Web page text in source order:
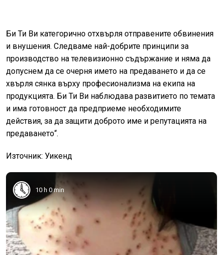
Би Ти Ви категорично отхвърля отправените обвинения
и внушения. Следваме най-добрите принципи за
производство на телевизионно съдържание и няма да
допуснем да се очерня името на предаването и да се
хвърля сянка върху професионализма на екипа на
продукцията. Би Ти Ви наблюдава развитието по темата
и има готовност да предприеме необходимите
действия, за да защити доброто име и репутацията на
предаването“.
Източник: Уикенд
10 h 0 min